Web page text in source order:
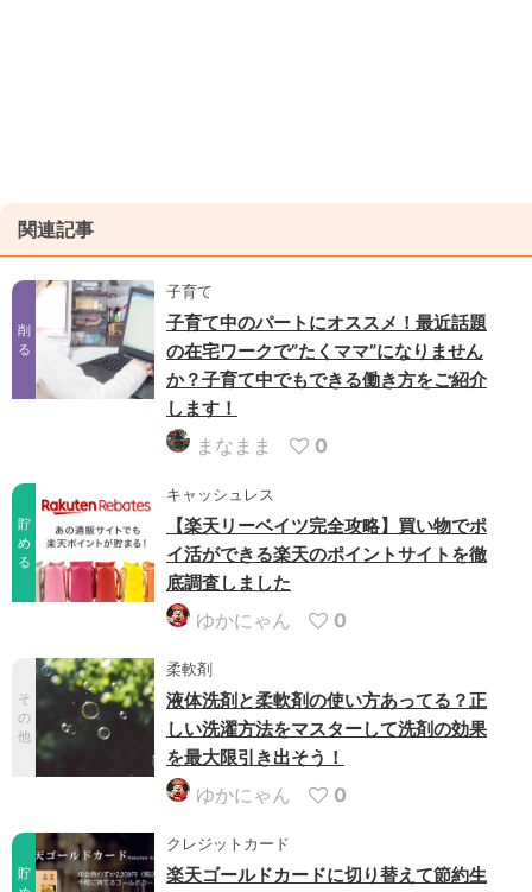
関連記事
削
る
子育て
子育て中のパートにオススメ！最近話題
の在宅ワークで”たくママ”になりません
か？子育て中でもできる働き方をご紹介
します！
まなまま 0
貯
め
る
キャッシュレス
【楽天リーベイツ完全攻略】買い物でポ
イ活ができる楽天のポイントサイトを徹
底調査しました
ゆかにゃん 0
そ
の
他
柔軟剤
液体洗剤と柔軟剤の使い方あってる？正
しい洗濯方法をマスターして洗剤の効果
を最大限引き出そう！
ゆかにゃん 0
貯
クレジットカード
楽天ゴールドカードに切り替えて節約生